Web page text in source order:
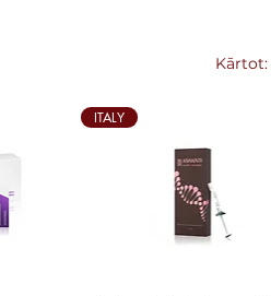
Kārtot:
ITALY